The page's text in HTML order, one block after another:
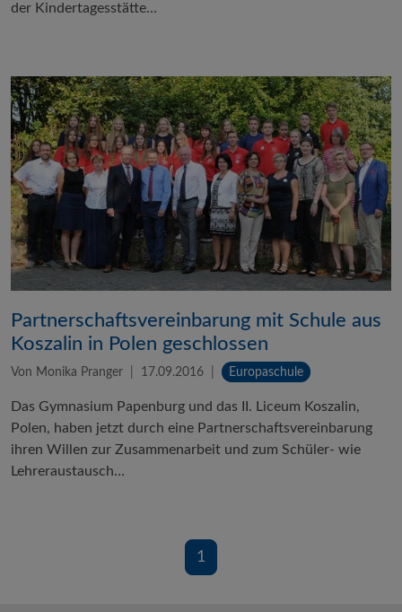
der Kindertagesstätte…
Partnerschaftsvereinbarung mit Schule aus
Koszalin in Polen geschlossen
Von Monika Pranger 17.09.2016 Europaschule
Das Gymnasium Papenburg und das II. Liceum Koszalin,
Polen, haben jetzt durch eine Partnerschaftsvereinbarung
ihren Willen zur Zusammenarbeit und zum Schüler- wie
Lehreraustausch…
1